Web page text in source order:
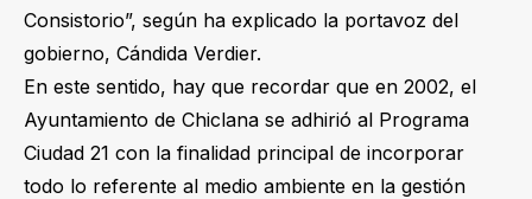
Consistorio”, según ha explicado la portavoz del
gobierno, Cándida Verdier.
En este sentido, hay que recordar que en 2002, el
Ayuntamiento de Chiclana se adhirió al Programa
Ciudad 21 con la finalidad principal de incorporar
todo lo referente al medio ambiente en la gestión